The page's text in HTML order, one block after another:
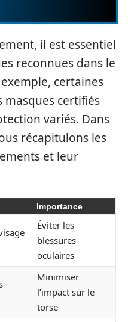
il est essentiel
reconnues dans le
certaines
certifiés
variés. Dans
récapitulons les
et leur
Importance
Éviter les
blessures
oculaires
Minimiser
l’impact sur le
torse